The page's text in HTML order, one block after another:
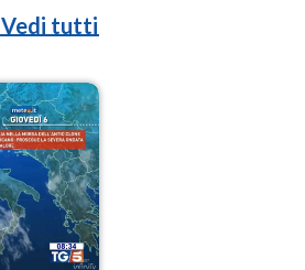
Vedi tutti